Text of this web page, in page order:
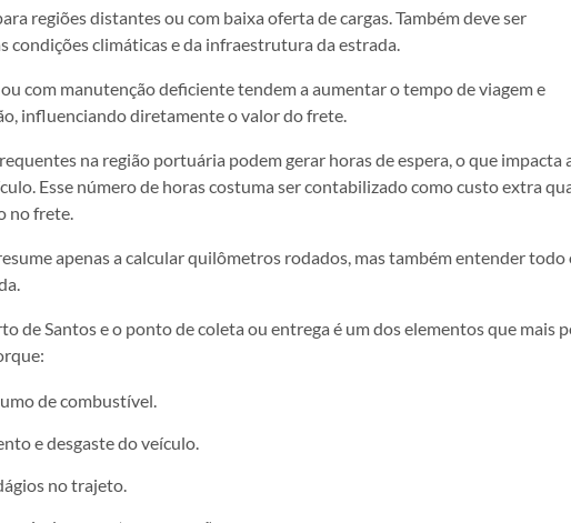
regiões distantes ou com baixa oferta de cargas. Também deve ser
condições climáticas e da infraestrutura da estrada.
com manutenção deficiente tendem a aumentar o tempo de viagem e
influenciando diretamente o valor do frete.
na região portuária podem gerar horas de espera, o que impacta
Esse número de horas costuma ser contabilizado como custo extra
no frete.
apenas a calcular quilômetros rodados, mas também entender todo
de Santos e o ponto de coleta ou entrega é um dos elementos que mais
de combustível.
e desgaste do veículo.
no trajeto.